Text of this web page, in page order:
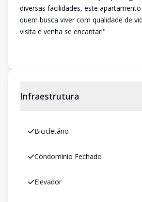
diversas facilidades, este
quem busca viver com qualidade de
visita e venha se encantar!"
Infraestrutura
Bicicletário
Condomínio Fechado
Elevador